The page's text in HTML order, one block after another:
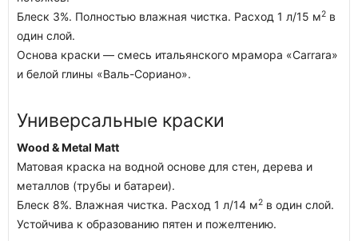
Блеск 3%. Полностью влажная чистка. Расход 1 л/15 м2 в
один слой.
Основа краски — смесь итальянского мрамора «Carrara»
и белой глины «Валь-Сориано».
Универсальные краски
Wood & Metal Matt
Матовая краска на водной основе для стен, дерева и
металлов (трубы и батареи).
Блеск 8%. Влажная чистка. Расход 1 л/14 м2 в один слой.
Устойчива к образованию пятен и пожелтению.